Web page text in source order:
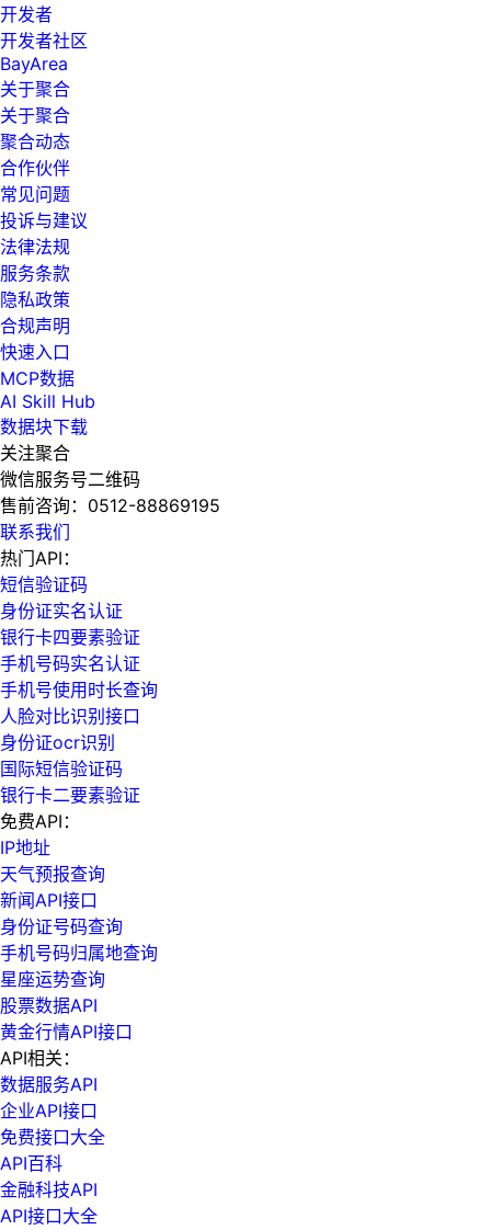
开发者
开发者社区
BayArea
关于聚合
关于聚合
聚合动态
合作伙伴
常见问题
投诉与建议
法律法规
服务条款
隐私政策
合规声明
快速入口
MCP数据
AI Skill Hub
数据块下载
关注聚合
微信服务号二维码
售前咨询： 0512-88869195
联系我们
热门API：
短信验证码
身份证实名认证
银行卡四要素验证
手机号码实名认证
手机号使用时长查询
人脸对比识别接口
身份证ocr识别
国际短信验证码
银行卡二要素验证
免费API：
IP地址
天气预报查询
新闻API接口
身份证号码查询
手机号码归属地查询
星座运势查询
股票数据API
黄金行情API接口
API相关：
数据服务API
企业API接口
免费接口大全
API百科
金融科技API
API接口大全